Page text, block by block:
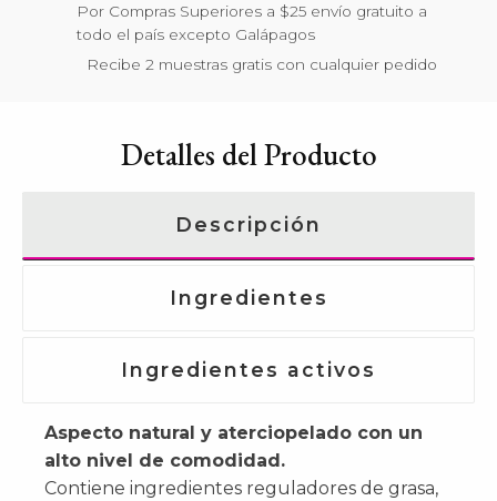
cantidad
Por Compras Superiores a $25 envío gratuito a
todo el país excepto Galápagos
Recibe 2 muestras gratis con cualquier pedido
Detalles del Producto
Descripción
Ingredientes
Ingredientes activos
Aspecto natural y aterciopelado con un
alto nivel de comodidad.
Contiene ingredientes reguladores de grasa,